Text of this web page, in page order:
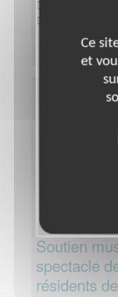
Date :
Disponibilité
Soutien
spectacle
résidents
Ce
et